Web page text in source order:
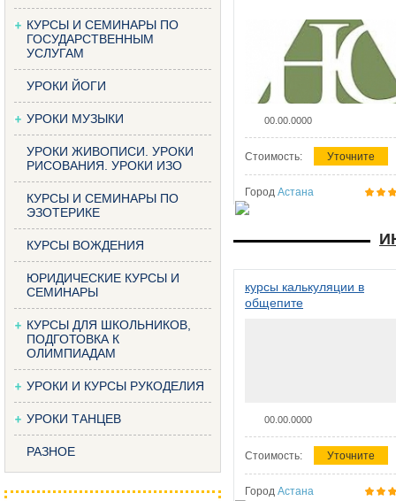
КУРСЫ И СЕМИНАРЫ ПО
ГОСУДАРСТВЕННЫМ
УСЛУГАМ
УРОКИ ЙОГИ
УРОКИ МУЗЫКИ
УРОКИ ЖИВОПИСИ. УРОКИ
РИСОВАНИЯ. УРОКИ ИЗО
КУРСЫ И СЕМИНАРЫ ПО
ЭЗОТЕРИКЕ
КУРСЫ ВОЖДЕНИЯ
ЮРИДИЧЕСКИЕ КУРСЫ И
СЕМИНАРЫ
КУРСЫ ДЛЯ ШКОЛЬНИКОВ,
ПОДГОТОВКА К
ОЛИМПИАДАМ
УРОКИ И КУРСЫ РУКОДЕЛИЯ
УРОКИ ТАНЦЕВ
РАЗНОЕ
00.00.0000
Стоимость: Уточните
Город Астана
курсы калькуляции в
общепите
00.00.0000
Стоимость: Уточните
Город Астана